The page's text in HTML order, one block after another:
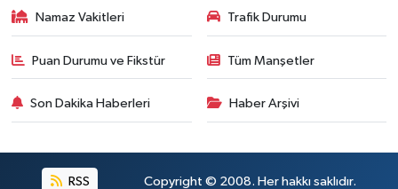
Namaz Vakitleri Trafik Durumu
Puan Durumu ve Fikstür Tüm Manşetler
Son Dakika Haberleri Haber Arşivi
RSS Copyright © 2008. Her hakkı saklıdır.